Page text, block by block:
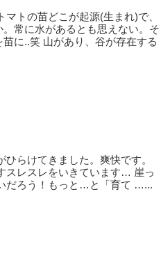
トの苗どこが起源(生まれ)で、
常に水があるとも思えない。そ
に..笑 山があり、谷が存在する
らけてきました。爽快です。
スレスレをいきています… 崖っ
だろう！もっと…と「育て …...